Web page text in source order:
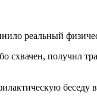
реальный
схвачен, получил